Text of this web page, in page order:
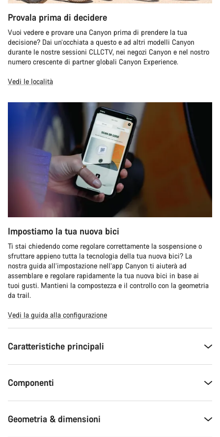
Provala prima di decidere
Vuoi vedere e provare una Canyon prima di prendere la tua
decisione? Dai un’occhiata a questo e ad altri modelli Canyon
durante le nostre sessioni CLLCTV, nei negozi Canyon e nel nostro
numero crescente di partner globali Canyon Experience.
Vedi le località
Impostiamo la tua nuova bici
Ti stai chiedendo come regolare correttamente la sospensione o
sfruttare appieno tutta la tecnologia della tua nuova bici? La
nostra guida all’impostazione nell’app Canyon ti aiuterà ad
assemblare e regolare rapidamente la tua nuova bici in base ai
tuoi gusti. Mantieni la compostezza e il controllo con la geometria
da trail.
Vedi la guida alla configurazione
Caratteristiche principali
Componenti
Geometria & dimensioni